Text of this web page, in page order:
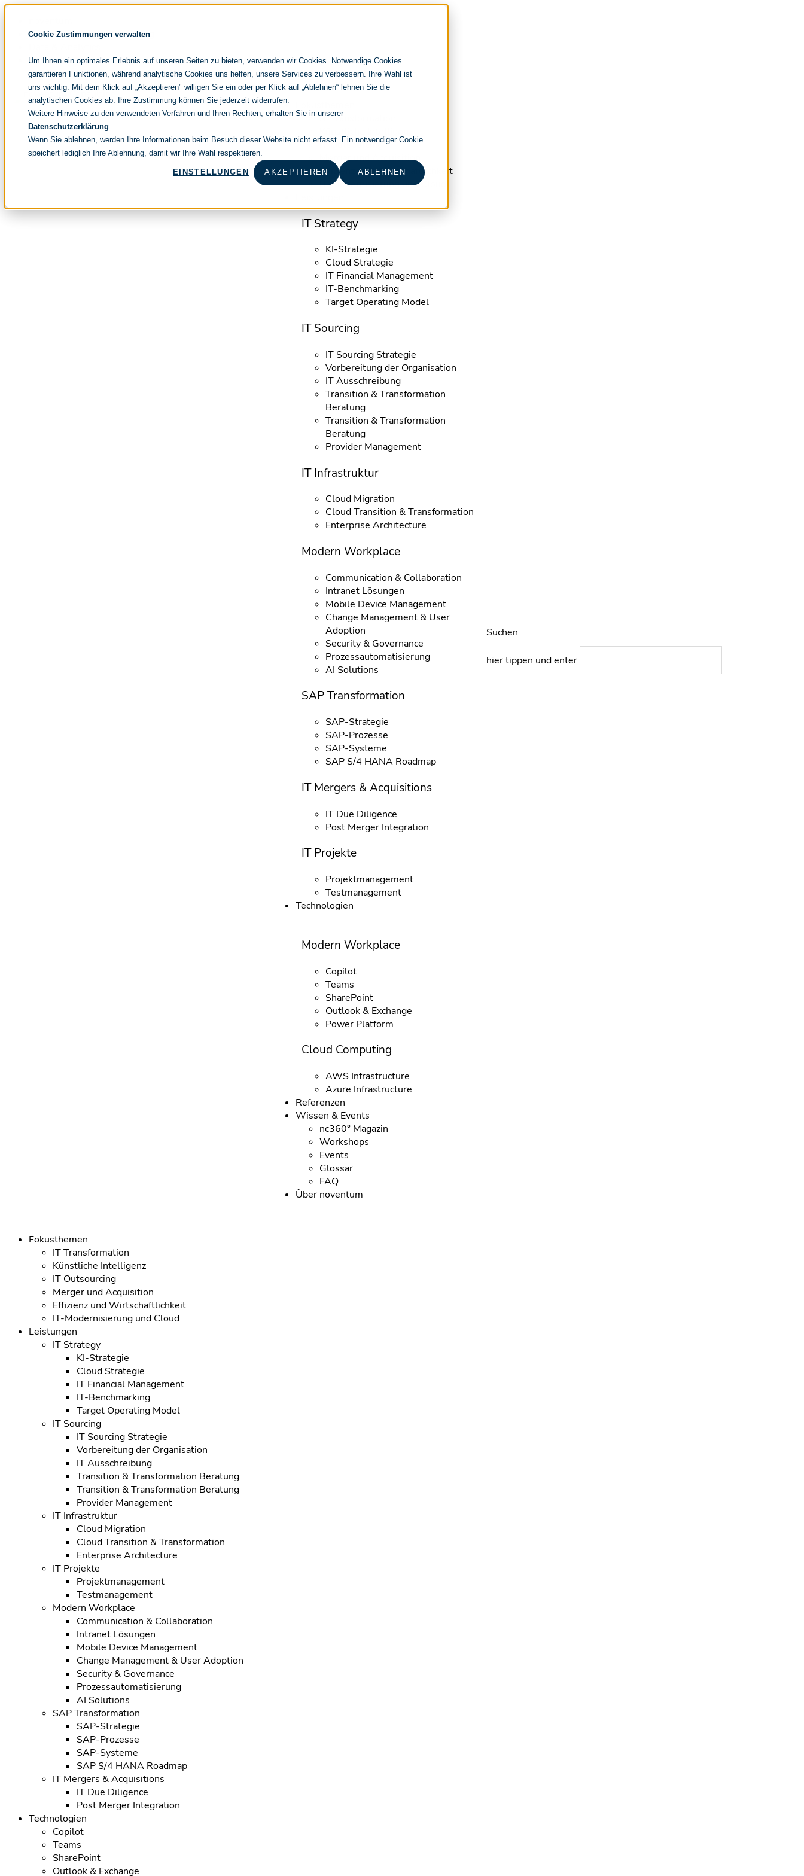
Cookie Zustimmungen verwalten
Um Ihnen ein optimales Erlebnis auf unseren Seiten zu bieten, verwenden wir Cookies. Notwendige Cookies
garantieren Funktionen, während analytische Cookies uns helfen, unsere Services zu verbessern. Ihre Wahl ist
uns wichtig. Mit dem Klick auf „Akzeptieren" willigen Sie ein oder per Klick auf „Ablehnen“ lehnen Sie die
analytischen Cookies ab. Ihre Zustimmung können Sie jederzeit widerrufen.
Weitere Hinweise zu den verwendeten Verfahren und Ihren Rechten, erhalten Sie in unserer
Datenschutzerklärung.
Wenn Sie ablehnen, werden Ihre Informationen beim Besuch dieser Website nicht erfasst. Ein notwendiger Cookie
speichert lediglich Ihre Ablehnung, damit wir Ihre Wahl respektieren.
EINSTELLUNGEN AKZEPTIEREN ABLEHNEN
überspringen
IT & Management Consulting
People & Culture
Navigation
überspringen
IT Transformation
IT Outsourcing
Merger und Acquisition
Effizienz und Wirtschaftlichkeit
IT-Modernisierung und Cloud
IT Strategy
KI-Strategie
Cloud Strategie
IT Financial Management
IT-Benchmarking
Target Operating Model
IT Sourcing
IT Sourcing Strategie
Vorbereitung der Organisation
IT Ausschreibung
Transition & Transformation
Beratung
Transition & Transformation
Beratung
Provider Management
IT Infrastruktur
Cloud Migration
Cloud Transition & Transformation
Enterprise Architecture
Modern Workplace
Communication & Collaboration
Intranet Lösungen
Mobile Device Management
Change Management & User
Adoption
Security & Governance
Prozessautomatisierung
AI Solutions
SAP Transformation
SAP-Strategie
SAP-Prozesse
SAP-Systeme
SAP S/4 HANA Roadmap
IT Mergers & Acquisitions
IT Due Diligence
Post Merger Integration
IT Projekte
Projektmanagement
Testmanagement
Technologien
Modern Workplace
Copilot
Teams
SharePoint
Outlook & Exchange
Power Platform
Cloud Computing
AWS Infrastructure
Azure Infrastructure
Referenzen
Wissen & Events
nc360° Magazin
Workshops
Events
Glossar
FAQ
Über noventum
Suchen
hier tippen und enter
Navigation
überspringen
Fokusthemen
IT Transformation
Künstliche Intelligenz
IT Outsourcing
Merger und Acquisition
Effizienz und Wirtschaftlichkeit
IT-Modernisierung und Cloud
Leistungen
IT Strategy
KI-Strategie
Cloud Strategie
IT Financial Management
IT-Benchmarking
Target Operating Model
IT Sourcing
IT Sourcing Strategie
Vorbereitung der Organisation
IT Ausschreibung
Transition & Transformation Beratung
Transition & Transformation Beratung
Provider Management
IT Infrastruktur
Cloud Migration
Cloud Transition & Transformation
Enterprise Architecture
IT Projekte
Projektmanagement
Testmanagement
Modern Workplace
Communication & Collaboration
Intranet Lösungen
Mobile Device Management
Change Management & User Adoption
Security & Governance
Prozessautomatisierung
AI Solutions
SAP Transformation
SAP-Strategie
SAP-Prozesse
SAP-Systeme
SAP S/4 HANA Roadmap
IT Mergers & Acquisitions
IT Due Diligence
Post Merger Integration
Technologien
Copilot
Teams
SharePoint
Outlook & Exchange